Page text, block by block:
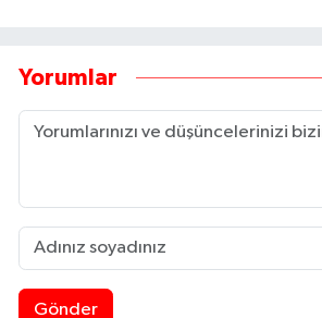
Yorumlar
Gönder